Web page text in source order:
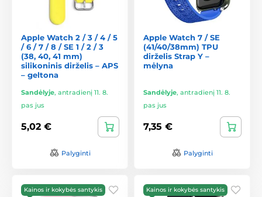
Apple Watch 2 / 3 / 4 / 5
/ 6 / 7 / 8 / SE 1 / 2 / 3
(38, 40, 41 mm)
silikoninis dirželis – APS
– geltona
Sandėlyje, antradienį 11. 8.
pas jus
5,02 €
Palyginti
Apple Watch 7 / SE
(41/40/38mm) TPU
dirželis Strap Y –
mėlyna
Sandėlyje, antradienį 11. 8.
pas jus
7,35 €
Palyginti
Kainos ir kokybės santykis Kainos ir kokybės santykis